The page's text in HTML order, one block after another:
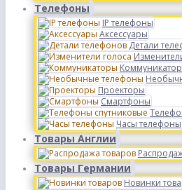
Телефоны
IP телефоны
Аксессуары
Детали
Проекторы
Смартфоны
Часы телефоны
Товары Англии
Товары Германии
Новинки